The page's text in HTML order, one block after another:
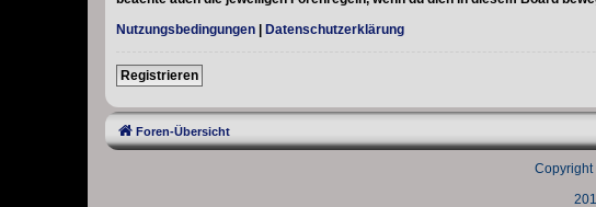
Nutzungsbedingungen
Datenschutzerklärung
Registrieren
Foren-Übersicht
Copyright